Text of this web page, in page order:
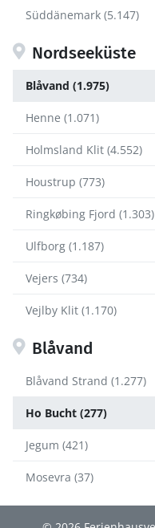
Süddänemark (5.147)
Nordseeküste
Blåvand (1.975)
Henne (1.071)
Holmsland Klit (4.552)
Houstrup (773)
Ringkøbing Fjord (1.303)
Ulfborg (1.187)
Vejers (734)
Vejlby Klit (1.170)
Blåvand
Blåvand Strand (1.277)
Ho Bucht (277)
Jegum (421)
Mosevra (37)